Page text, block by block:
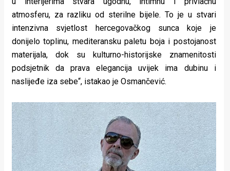
atmosferu, za razliku od sterilne bijele. To je u stvari
intenzivna svjetlost hercegovačkog sunca koje je
donijelo toplinu, mediteransku paletu boja i postojanost
materijala, dok su kulturno-historijske znamenitosti
podsjetnik da prava elegancija uvijek ima dubinu i
naslijeđe iza sebe“, istakao je Osmančević.